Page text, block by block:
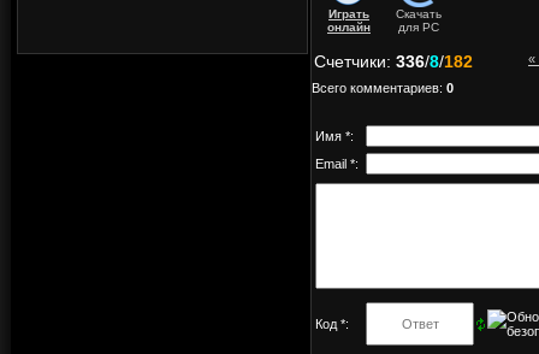
Играть
онлайн
Скачать
для PC
«
Счетчики: 336/8/182
Всего комментариев: 0
Имя *:
Email *:
Код *: